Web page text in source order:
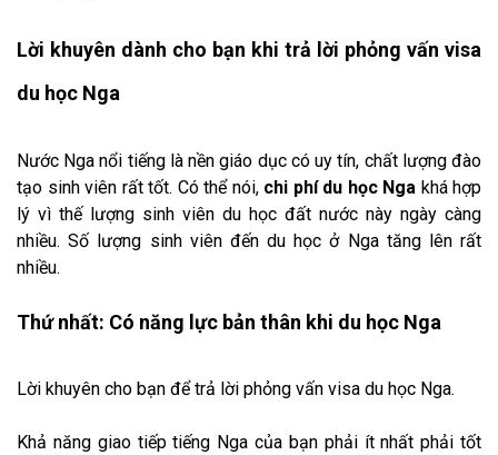
Lời khuyên dành cho bạn khi trả lời phỏng vấn visa
du học Nga
Nước Nga nổi tiếng là nền giáo dục có uy tín, chất lượng đào
tạo sinh viên rất tốt. Có thể nói, chi phí du học Nga khá hợp
lý vì thế lượng sinh viên du học đất nước này ngày càng
nhiều. Số lượng sinh viên đến du học ở Nga tăng lên rất
nhiều.
Thứ nhất: Có năng lực bản thân khi du học Nga
Lời khuyên cho bạn để trả lời phỏng vấn visa du học Nga.
Khả năng giao tiếp tiếng Nga của bạn phải ít nhất phải tốt